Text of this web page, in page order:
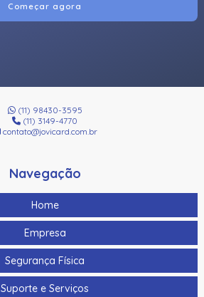
Começar agora
(11) 98430-3595
(11) 3149-4770
contato@jovicard.com.br
Navegação
Home
Empresa
Segurança Física
Suporte e Serviços